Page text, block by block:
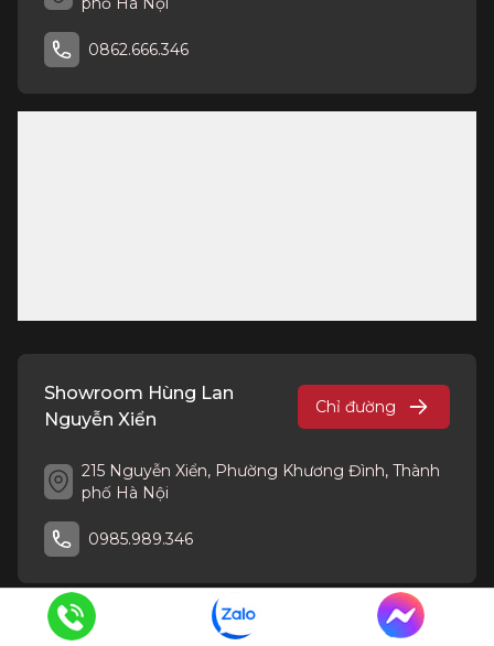
0862.666.346
Showroom Hùng Lan
Nguyễn Xiển
Chỉ đường
215 Nguyễn Xiển, Phường Khương Đình, Thành
phố Hà Nội
0985.989.346